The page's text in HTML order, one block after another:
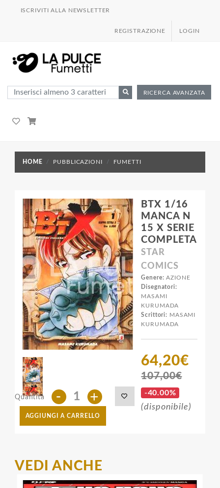
ISCRIVITI ALLA NEWSLETTER
REGISTRAZIONE LOGIN
RICERCA AVANZATA
HOME PUBBLICAZIONI FUMETTI
BTX 1/16
MANCA N
15 X SERIE
COMPLETA
STAR
COMICS
Genere: AZIONE
Disegnatori:
MASAMI
KURUMADA
Scrittori: MASAMI
KURUMADA
64,20€
107,00€
-40.00%
(disponibile)
Quantità - +
AGGIUNGI A CARRELLO
VEDI ANCHE